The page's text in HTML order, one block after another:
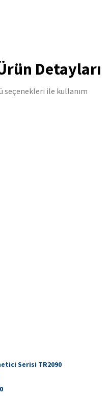
Detayları
seçenekleri ile kullanım
Serisi TR2090